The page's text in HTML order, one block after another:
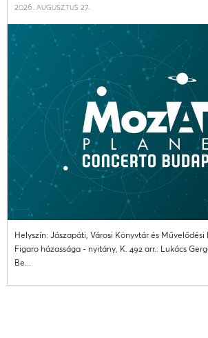
2026. augusztus 27.
Helyszín: Jászapáti, Városi Könyvtár és
Figaro házassága - nyitány, K. 492 arr.: Lukács
Be...